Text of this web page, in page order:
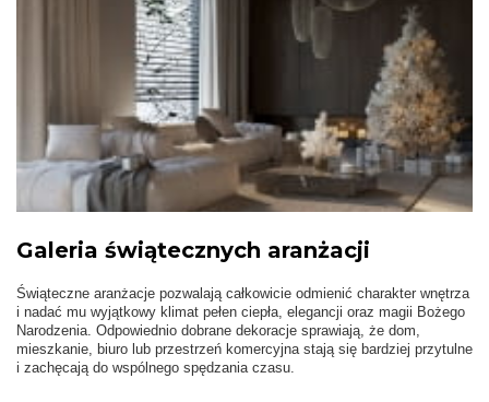
Galeria świątecznych aranżacji
Świąteczne aranżacje pozwalają całkowicie odmienić charakter wnętrza
i nadać mu wyjątkowy klimat pełen ciepła, elegancji oraz magii Bożego
Narodzenia. Odpowiednio dobrane dekoracje sprawiają, że dom,
mieszkanie, biuro lub przestrzeń komercyjna stają się bardziej przytulne
i zachęcają do wspólnego spędzania czasu.